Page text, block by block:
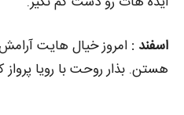
اسفند : امروز خیال‌ هایت
هستن. بذار روحت با رویا پرواز